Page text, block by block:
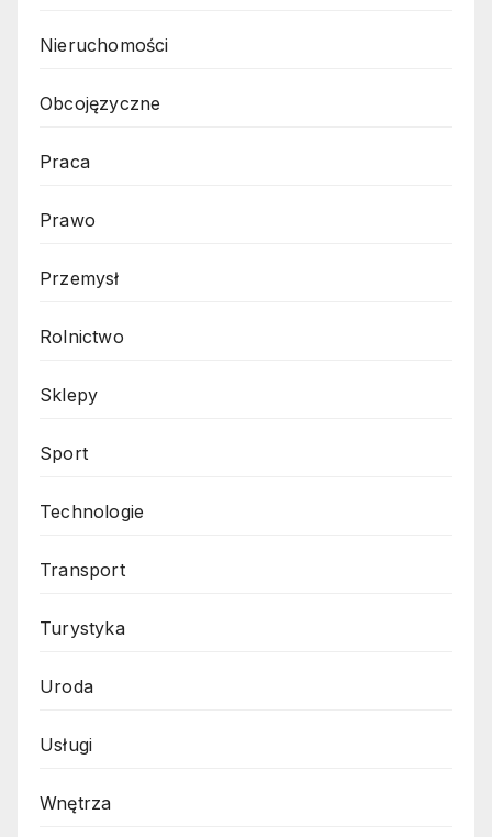
Nieruchomości
Obcojęzyczne
Praca
Prawo
Przemysł
Rolnictwo
Sklepy
Sport
Technologie
Transport
Turystyka
Uroda
Usługi
Wnętrza